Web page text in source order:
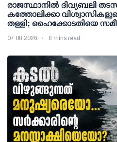
രാജസ്ഥാനിൽ ദിവ്യബലി
കത്തോലിക്കാ
തള്ളി; ഹൈക്കോടതിയെ
07 08 2026 8 mins read